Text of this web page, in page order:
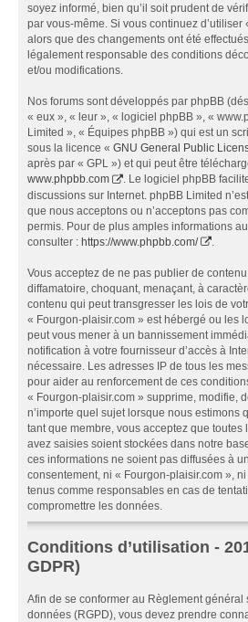
soyez informé, bien qu’il soit prudent de
par vous-même. Si vous continuez d’utiliser
alors que des changements ont été
légalement responsable des conditions
et/ou modifications.
Nos forums sont développés par phpBB
« eux », « leur », « logiciel phpBB », «
Limited », « Équipes phpBB ») qui est un
sous la licence « GNU General Public
après par « GPL ») et qui peut être
www.phpbb.com
. Le logiciel phpBB
discussions sur Internet. phpBB Limited
que nous acceptons ou n’acceptons pas
permis. Pour de plus amples informations
consulter : https://www.phpbb.com/
Vous acceptez de ne pas publier de
diffamatoire, choquant, menaçant, à
contenu qui peut transgresser les lois de
« Fourgon-plaisir.com » est hébergé ou les
peut vous mener à un bannissement
notification à votre fournisseur d’accès à
nécessaire. Les adresses IP de tous les
pour aider au renforcement de ces
« Fourgon-plaisir.com » supprime, modifie,
n’importe quel sujet lorsque nous estimons
tant que membre, vous acceptez que
avez saisies soient stockées dans notre
ces informations ne soient pas diffusées à
consentement, ni « Fourgon-plaisir.com »,
tenus comme responsables en cas de
compromettre les données.
Conditions d’utilisation -
GDPR)
Afin de se conformer au Règlement général
données (RGPD), vous devez prendre